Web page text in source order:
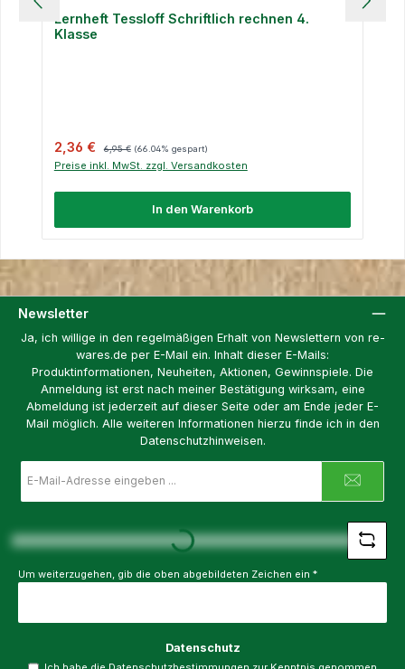
Lernheft Tessloff Schriftlich rechnen 4.
Klasse
Verkaufspreis:
2,36 € 6,95 € (66.04% gespart)
Preise inkl. MwSt. zzgl. Versandkosten
In den Warenkorb
Newsletter
Ja, ich willige in den regelmäßigen Erhalt von Newslettern von re-
wares.de per E-Mail ein. Inhalt dieser E-Mails:
Produktinformationen, Neuheiten, Aktionen, Gewinnspiele. Die
Anmeldung ist erst nach meiner Bestätigung wirksam, eine
Abmeldung ist jederzeit auf dieser Seite oder am Ende jeder E-
Mail möglich. Alle weiteren Informationen hierzu finde ich in den
Datenschutzhinweisen.
Mail-
Loading...
Um weiterzugehen, gib die oben abgebildeten Zeichen ein *
Datenschutz